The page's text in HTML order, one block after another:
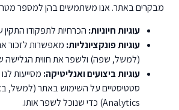
מבקרים באתר. אנו משתמשים בהן למספר
עוגיות חיוניות: הכרחיות לתפקודו
עוגיות פונקציונליות: מאפשרות לזכור
(למשל, שפה) ולשפר את חווית הגלישה
עוגיות ביצועים ואנליטיקה: מסייעות
Analytics) כדי שנוכל לשפר אותו.